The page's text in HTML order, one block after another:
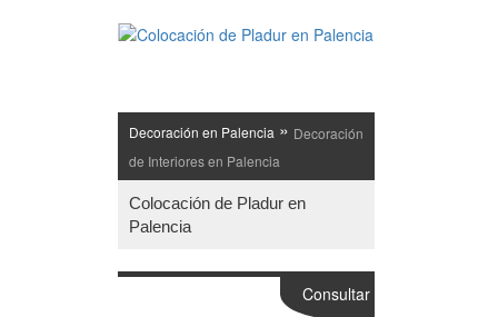
Decoración en Palencia » Decoración
de Interiores en Palencia
Colocación de Pladur en
Palencia
Consultar